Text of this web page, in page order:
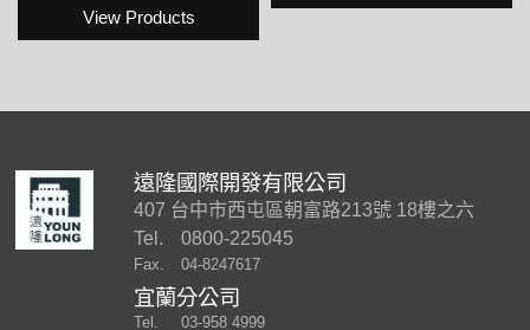
View Products
遠隆國際開發有限公司
407 台中市西屯區朝富路213號 18樓之六
Tel.
0800-225045
Fax. 04-8247617
宜蘭分公司
Tel. 03-958 4999